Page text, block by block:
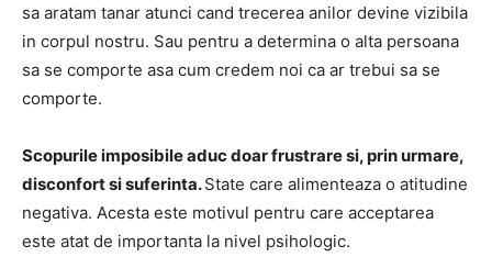
sa aratam tanar atunci cand trecerea anilor devine vizibila
in corpul nostru. Sau pentru a determina o alta persoana
sa se comporte asa cum credem noi ca ar trebui sa se
comporte.
Scopurile imposibile aduc doar frustrare si, prin urmare,
disconfort si suferinta.State care alimenteaza o atitudine
negativa. Acesta este motivul pentru care acceptarea
este atat de importanta la nivel psihologic.